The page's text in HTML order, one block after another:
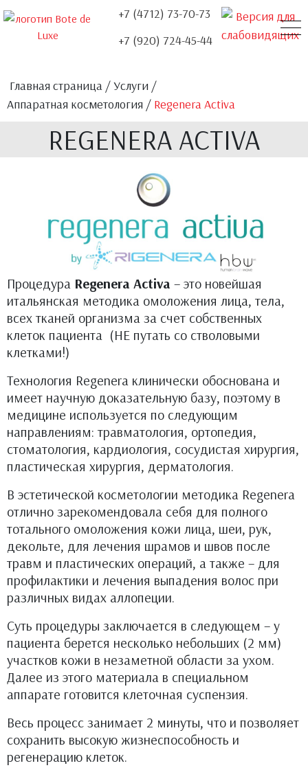
+7 (4712) 73-70-73
+7 (920) 724-45-44
Главная страница /Услуги /
Аппаратная косметология / Regenera Activa
REGENERA ACTIVA
Процедура Regenera Activa – это новейшая
итальянская методика омоложения лица, тела,
всех тканей организма за счет собственных
клеток пациента (НЕ путать со стволовыми
клетками!)
Технология Regenera клинически обоснована и
имеет научную доказательную базу, поэтому в
медицине используется по следующим
направлениям: травматология, ортопедия,
стоматология, кардиология, сосудистая хирургия,
пластическая хирургия, дерматология.
В эстетической косметологии методика Regenera
отлично зарекомендовала себя для полного
тотального омоложения кожи лица, шеи, рук,
декольте, для лечения шрамов и швов после
травм и пластических операций, а также – для
профилактики и лечения выпадения волос при
различных видах аллопеции.
Суть процедуры заключается в следующем – у
пациента берется несколько небольших (2 мм)
участков кожи в незаметной области за ухом.
Далее из этого материала в специальном
аппарате готовится клеточная суспензия.
Весь процесс занимает 2 минуты, что и позволяет
сохранить высокую жизнеспособность и
регенерацию клеток.